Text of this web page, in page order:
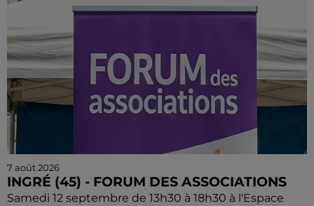
7 août 2026
INGRÉ (45) - FORUM DES ASSOCIATIONS
Samedi 12 septembre de 13h30 à 18h30 à l'Espace